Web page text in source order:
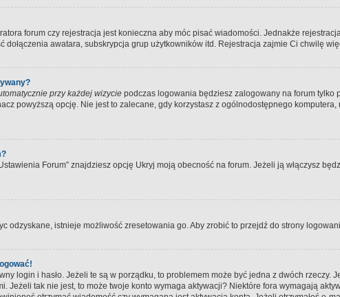
forum czy rejestracja jest konieczna aby móc pisać wiadomości. Jednakże
dołączenia awatara, subskrypcja grup użytkowników itd. Rejestracja zajmie Ci chwilę
przy każdej wizycie podczas logowania będziesz zalogowany na forum tylko
powyższą opcję. Nie jest to zalecane, gdy korzystasz z ogólnodostępnego
Forum” znajdziesz opcję Ukryj moją obecność na forum. Jeżeli ją włączysz
odzyskane, istnieje możliwość zresetowania go. Aby zrobić to przejdź do strony
login i hasło. Jeżeli te są w porządku, to problemem może być jedna z dwóch rzeczy.
Jeżeli tak nie jest, to może twoje konto wymaga aktywacji? Niektóre fora wymagają